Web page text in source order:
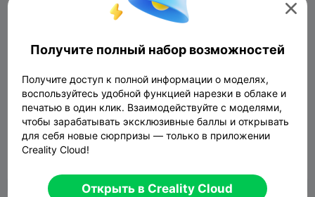

Получите полный набор возможностей
Получите доступ к полной информации о моделях,
воспользуйтесь удобной функцией нарезки в облаке и
печатью в один клик. Взаимодействуйте с моделями,
чтобы зарабатывать эксклюзивные баллы и открывать
для себя новые сюрпризы — только в приложении
Creality Cloud!
Открыть в Creality Cloud